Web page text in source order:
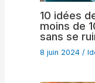
10 idées
moins de
sans se
8 juin 2024/